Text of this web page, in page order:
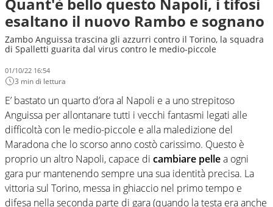
esaltano il nuovo Rambo e sognano
Zambo Anguissa trascina gli azzurri contro il Torino, la squadra
di Spalletti guarita dal virus contro le medio-piccole
01/10/22 16:54
3 min di lettura
E’ bastato un quarto d’ora al Napoli e a uno strepitoso
Anguissa per allontanare tutti i vecchi fantasmi legati alle
difficoltà con le medio-piccole e alla maledizione del
Maradona che lo scorso anno costò carissimo. Questo è
proprio un altro Napoli, capace di cambiare pellea ogni
gara pur mantenendo sempre una sua identità precisa. La
vittoria sul Torino, messa in ghiaccio nel primo tempo e
difesa nella seconda parte di gara (quando la testa era anche